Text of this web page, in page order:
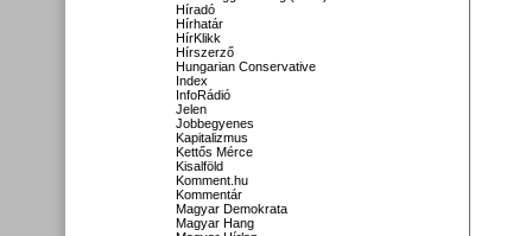
Híradó
Hírhatár
HírKlikk
Hírszerző
Hungarian Conservative
Index
InfoRádió
Jelen
Jobbegyenes
Kapitalizmus
Kettős Mérce
Kisalföld
Komment.hu
Kommentár
Magyar Demokrata
Magyar Hang